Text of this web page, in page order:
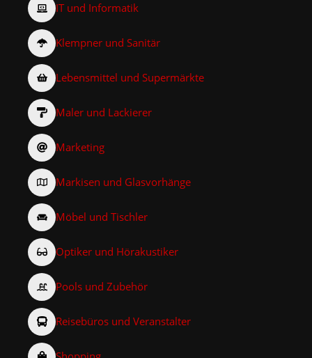
IT und Informatik
Klempner und Sanitär
Lebensmittel und Supermärkte
Maler und Lackierer
Marketing
Markisen und Glasvorhänge
Möbel und Tischler
Optiker und Hörakustiker
Pools und Zubehör
Reisebüros und Veranstalter